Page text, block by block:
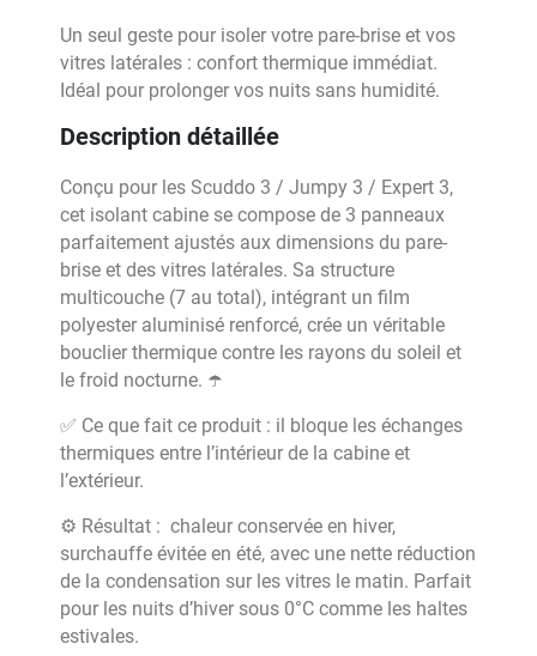
Un seul geste pour isoler votre pare-brise et vos
vitres latérales : confort thermique immédiat.
Idéal pour prolonger vos nuits sans humidité.
Description détaillée
Conçu pour les Scuddo 3 / Jumpy 3 / Expert 3,
cet isolant cabine se compose de 3 panneaux
parfaitement ajustés aux dimensions du pare-
brise et des vitres latérales. Sa structure
multicouche (7 au total), intégrant un film
polyester aluminisé renforcé, crée un véritable
bouclier thermique contre les rayons du soleil et
le froid nocturne. ☂️
✅ Ce que fait ce produit : il bloque les échanges
thermiques entre l’intérieur de la cabine et
l’extérieur.
⚙️ Résultat : chaleur conservée en hiver,
surchauffe évitée en été, avec une nette réduction
de la condensation sur les vitres le matin. Parfait
pour les nuits d’hiver sous 0°C comme les haltes
estivales.